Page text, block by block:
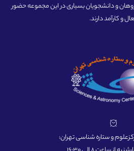
و دانشجویان بسیاری در این مجموعه حضور
و کارآمد دارند.
و ستاره شناسی تهران: